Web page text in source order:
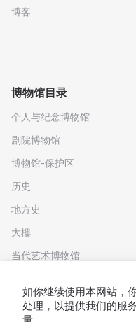
博客
博物馆目录
个人与纪念博物馆
剧院博物馆
博物馆-保护区
历史
地方史
大樓
当代艺术博物馆
如你继续使用本网站，
处理，以提供我们的服